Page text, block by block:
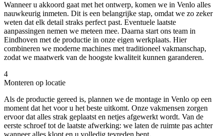
Wanneer u akkoord gaat met het ontwerp, komen we in Venlo alles
nauwkeurig inmeten. Dit is een belangrijke stap, omdat we zo zeker
weten dat elk detail straks perfect past. Eventuele laatste
aanpassingen nemen we meteen mee. Daarna start ons team in
Eindhoven met de productie in onze eigen werkplaats. Hier
combineren we moderne machines met traditioneel vakmanschap,
zodat we maatwerk van de hoogste kwaliteit kunnen garanderen.
4
Monteren op locatie
Als de productie gereed is, plannen we de montage in Venlo op een
moment dat het voor u het beste uitkomt. Onze vakmensen zorgen
ervoor dat alles strak geplaatst en netjes afgewerkt wordt. Van de
eerste schroef tot de laatste afwerking: we laten de ruimte pas achter
wanneer alles klopt en u volledig tevreden bent.